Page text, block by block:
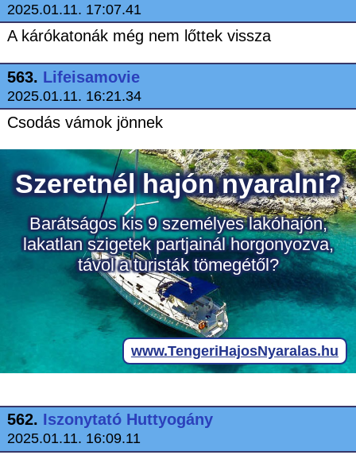
2025.01.11. 17:07.41
A kárókatonák még nem lőttek vissza
563. Lifeisamovie
2025.01.11. 16:21.34
Csodás vámok jönnek
562. Iszonytató Huttyogány
2025.01.11. 16:09.11